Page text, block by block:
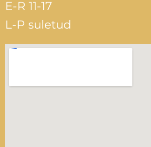
E-R 11-17
L-P suletud